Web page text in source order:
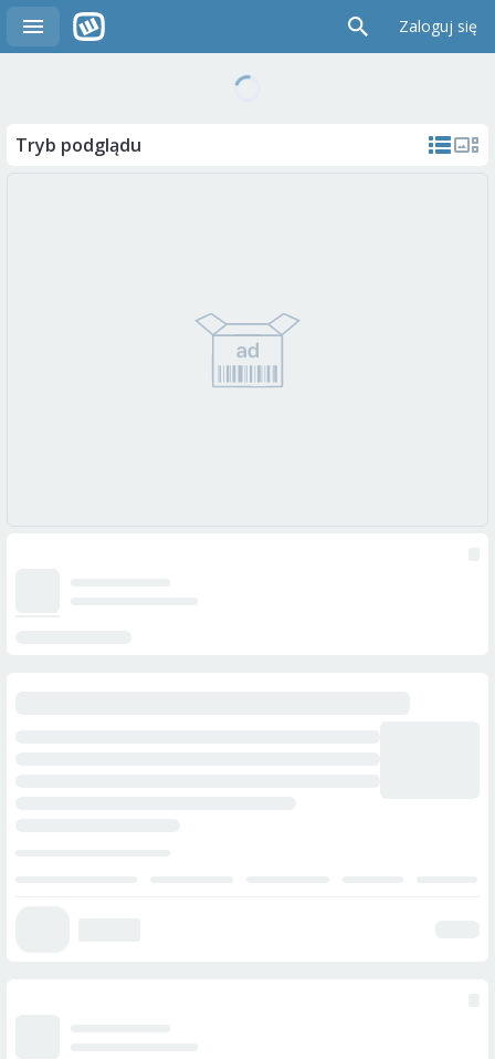
Zaloguj się
Tryb podglądu